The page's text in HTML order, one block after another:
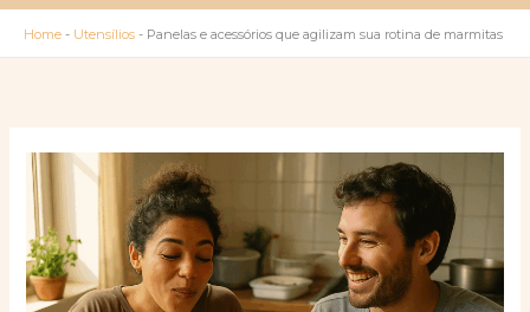
Home - Utensílios - Panelas e acessórios que agilizam sua rotina de marmitas